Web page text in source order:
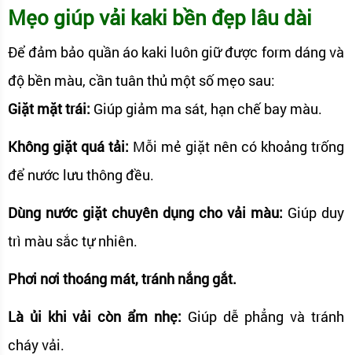
Mẹo giúp vải kaki bền đẹp lâu dài
Để đảm bảo quần áo kaki luôn giữ được form dáng và
độ bền màu, cần tuân thủ một số mẹo sau:
Giặt mặt trái: Giúp giảm ma sát, hạn chế bay màu.
Không giặt quá tải: Mỗi mẻ giặt nên có khoảng trống
để nước lưu thông đều.
Dùng nước giặt chuyên dụng cho vải màu: Giúp duy
trì màu sắc tự nhiên.
Phơi nơi thoáng mát, tránh nắng gắt.
Là ủi khi vải còn ẩm nhẹ: Giúp dễ phẳng và tránh
cháy vải.